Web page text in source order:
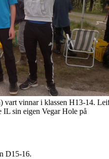
vart vinnar i klassen H13-14.
sin eigen Vegar Hole på
D15-16.